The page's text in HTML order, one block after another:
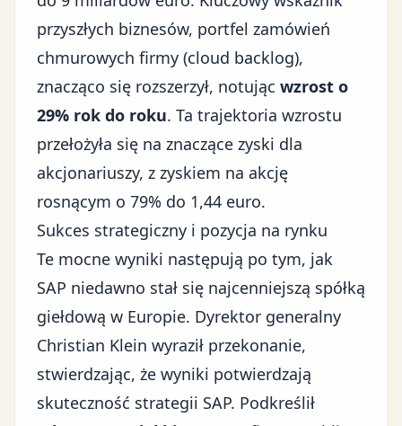
przyszłych biznesów, portfel zamówień
chmurowych firmy (cloud backlog),
znacząco się rozszerzył, notując wzrost o
29% rok do roku. Ta trajektoria wzrostu
przełożyła się na znaczące zyski dla
akcjonariuszy, z zyskiem na akcję
rosnącym o 79% do 1,44 euro.
Sukces strategiczny i pozycja na rynku
Te mocne wyniki następują po tym, jak
SAP niedawno stał się najcenniejszą spółką
giełdową w Europie. Dyrektor generalny
Christian Klein wyraził przekonanie,
stwierdzając, że wyniki potwierdzają
skuteczność strategii SAP. Podkreślił